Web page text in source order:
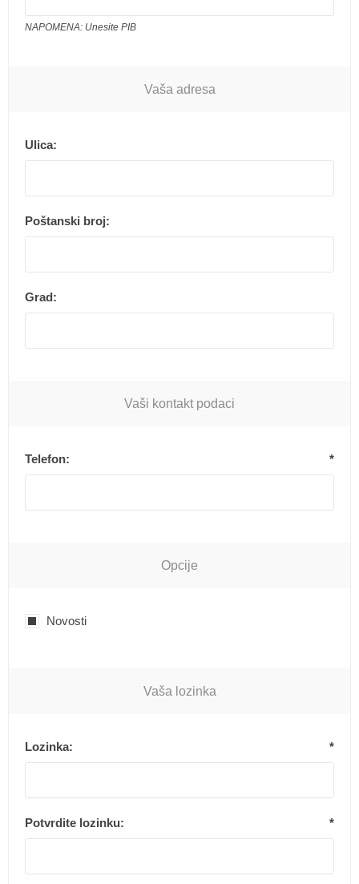
NAPOMENA: Unesite PIB
Vaša adresa
Ulica:
Poštanski broj:
Grad:
Vaši kontakt podaci
Telefon: *
Opcije
Novosti
Vaša lozinka
Lozinka: *
Potvrdite lozinku: *